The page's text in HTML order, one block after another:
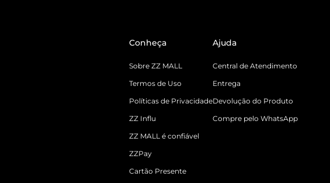
Conheça
Sobre ZZ MALL
Termos de Uso
Políticas de Privacidade
ZZ Influ
ZZ MALL é confiável
ZZPay
Cartão Presente
Ajuda
Central de Atendimento
Entrega
Devolução do Produto
Compre pelo WhatsApp